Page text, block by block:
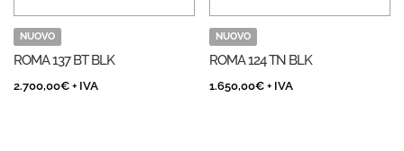
NUOVO
ROMA 137 BT BLK
2.700,00€ + IVA
NUOVO
ROMA 124 TN BLK
1.650,00€ + IVA